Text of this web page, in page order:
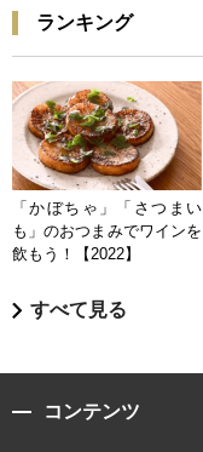
ランキング
「かぼちゃ」「さつまい
も」のおつまみでワインを
飲もう！【2022】
すべて見る
コンテンツ